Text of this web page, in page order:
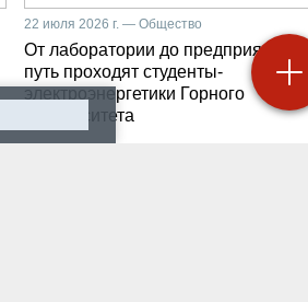
22 июля 2026 г. — Общество
От лаборатории до предприятия:
путь проходят студенты-
электроэнергетики Горного
университета